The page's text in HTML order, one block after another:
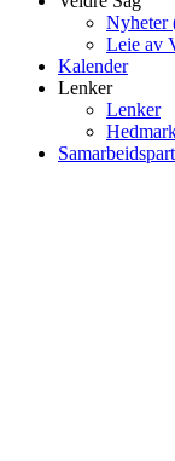
Nyheter
Leie av
Kalender
Lenker
Lenker